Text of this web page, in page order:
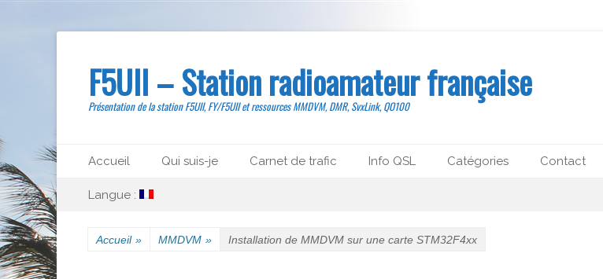
F5UII – Station radioamateur française
Présentation de la station F5UII, FY/F5UII et ressources MMDVM, DMR, SvxLink, QO100
Menu principal
contenu
Accueil Qui suis-je Carnet de trafic Info QSL Catégories Contact
Menu secondaire
Langue :
Accueil » MMDVM » Installation de MMDVM sur une carte STM32F4xx